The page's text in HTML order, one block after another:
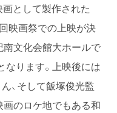
として製作された
映画祭での上映が決
南文化会館大ホールで
ります。上映後には
、そして飯塚俊光監
のロケ地でもある和